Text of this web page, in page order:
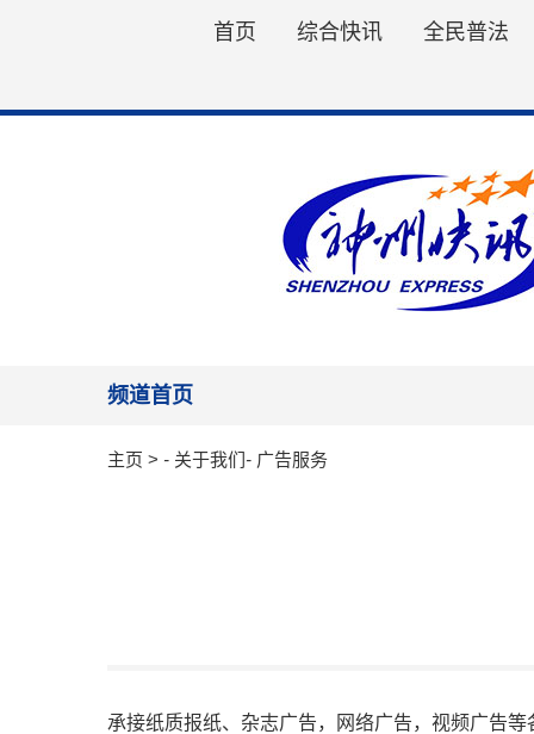
首页 综合快讯 全民普法
频道首页
主页 > - 关于我们- 广告服务
承接纸质报纸、杂志广告，网络广告，视频广告